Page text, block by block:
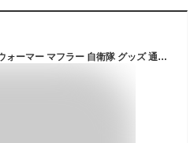
洗える チューブ マスク ネックウォーマー マフラー 自衛隊 グッズ 通気性 陸上自衛隊 装備 迷彩柄 フェイスカバー ネックガード メンズ レディース 緑 かっこいい 陸自迷彩 日除け 日焼け対策 スポーツ アーミー サバゲー サバイバルゲーム キャンプ ランニング JT-FM-001